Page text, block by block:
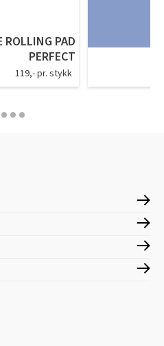
ROLLING PAD
PERFECT
119,- pr. stykk